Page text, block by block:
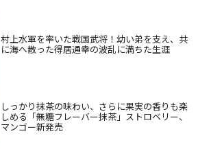
村上水軍を率いた戦国武将！幼い弟を支え、共
に海へ散った得居通幸の波乱に満ちた生涯
しっかり抹茶の味わい、さらに果実の香りも楽
しめる「無糖フレーバー抹茶」ストロベリー、
マンゴー新発売